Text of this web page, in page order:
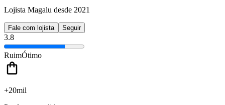
Lojista Magalu desde 2021
Fale com lojista Seguir
3.8
RuimÓtimo
+20mil